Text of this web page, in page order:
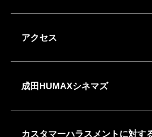
アクセス
成田HUMAXシネマズ
カスタマーハラスメントに対す